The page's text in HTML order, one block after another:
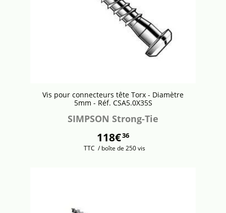
Vis pour connecteurs tête Torx - Diamètre
5mm - Réf. CSA5.0X35S
SIMPSON Strong-Tie
118€36
TTC / boîte de 250 vis